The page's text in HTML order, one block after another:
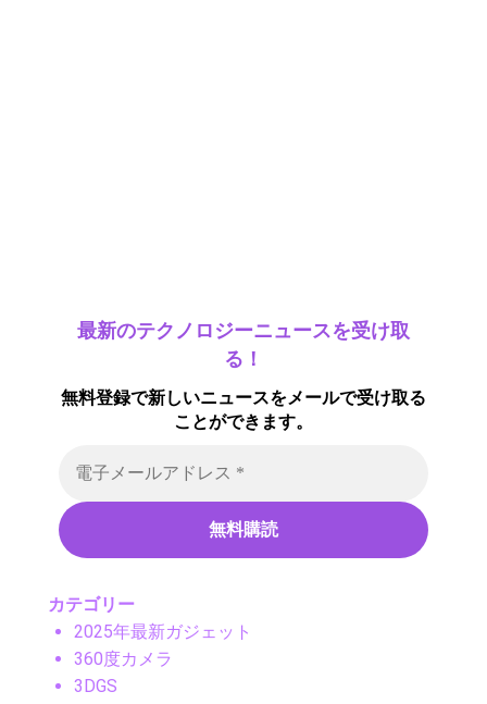
最新のテクノロジーニュースを受け取
る！
無料登録で新しいニュースをメールで受け取る
ことができます。
カテゴリー
2025年最新ガジェット
360度カメラ
3DGS